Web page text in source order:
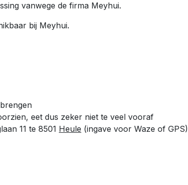
vanwege de firma Meyhui.
bij Meyhui.
eet dus zeker niet te veel vooraf
11 te 8501 Heule (ingave voor Waze of GPS)